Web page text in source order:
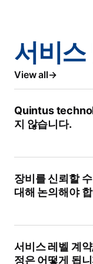
서비스
View all
Quintus
지 않습니다.
장비를 신뢰할
대해 논의해야
서비스 레벨 계
정은 어떻게 됩